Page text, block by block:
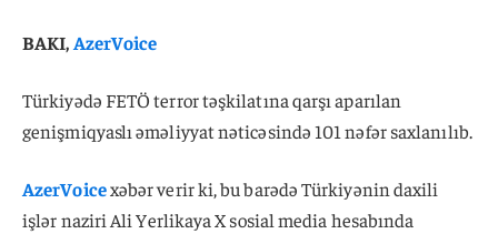
BAKI,AzerVoice
Türkiyədə FETÖ terror təşkilatına qarşı aparılan
genişmiqyaslı əməliyyat nəticəsində 101 nəfər saxlanılıb.
AzerVoicexəbər verir ki, bu barədə Türkiyənin daxili
işlər naziri Ali Yerlikaya X sosial media hesabında